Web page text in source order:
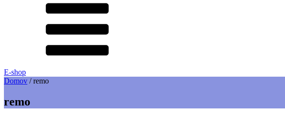
E-shop
Domov /remo
remo